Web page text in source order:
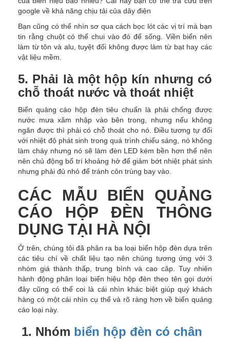
google về khả năng chịu tải của dây điện
Bạn cũng có thể nhìn sơ qua cách bọc lót các vị trí mà bạn
tin rằng chuột có thể chui vào đó để sống. Viền biển nên
làm từ tôn và alu, tuyệt đối không được làm từ bạt hay các
vật liệu mềm.
5. Phải là một hộp kín nhưng có
chỗ thoát nước và thoát nhiệt
Biển quảng cáo hộp đèn tiêu chuẩn là phải chống được
nước mưa xâm nhập vào bên trong, nhưng nếu không
ngăn được thì phải có chỗ thoát cho nó. Điều tương tự đối
với nhiệt độ phát sinh trong quá trình chiếu sáng, nó không
làm cháy nhưng nó sẽ làm đèn LED kém bền hơn thế nên
nên chủ động bố trí khoảng hở để giảm bớt nhiệt phát sinh
nhưng phải đủ nhỏ để tránh côn trùng bay vào.
CÁC MẪU BIỂN QUẢNG
CÁO HỘP ĐÈN THÔNG
DỤNG TẠI HÀ NỘI
Ở trên, chúng tôi đã phân ra ba loại biển hộp đèn dựa trên
các tiêu chí về chất liệu tạo nên chúng tương ứng với 3
nhóm giá thành thấp, trung bình và cao câp. Tuy nhiên
hành động phân loại biển hiệu hộp đèn theo tên gọi dưới
đây cũng có thể coi là cái nhìn khác biệt giúp quý khách
hàng có một cái nhìn cụ thể và rõ ràng hơn về biển quảng
cáo loại này.
1. Nhóm biển hộp đèn có chân